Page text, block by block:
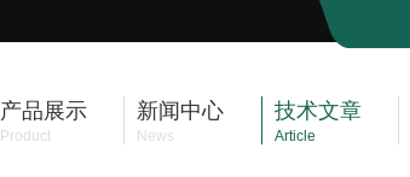
产品展示
Product
新闻中心
News
技术文章
Article